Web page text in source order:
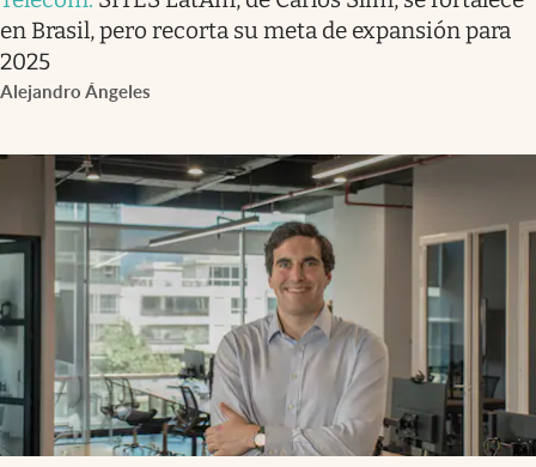
en Brasil, pero recorta su meta de expansión para
2025
Alejandro Ángeles